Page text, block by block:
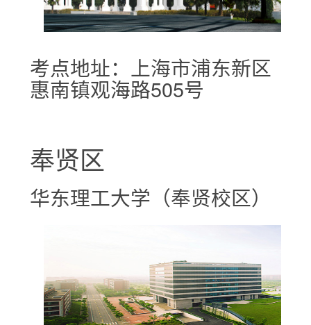
考点地址：上海市浦东新区
惠南镇观海路505号
奉贤区
华东理工大学（奉贤校区）